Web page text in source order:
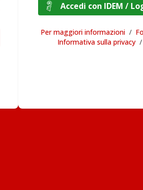
Accedi con IDEM
Per maggiori informazioni /
Informativa sulla privacy /